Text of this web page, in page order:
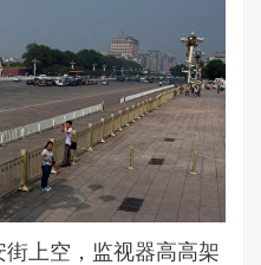
上空，监视器高高架